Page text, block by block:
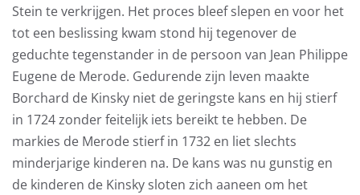
Stein te verkrijgen. Het proces bleef slepen en voor het
tot een beslissing kwam stond hij tegenover de
geduchte tegenstander in de persoon van Jean Philippe
Eugene de Merode. Gedurende zijn leven maakte
Borchard de Kinsky niet de geringste kans en hij stierf
in 1724 zonder feitelijk iets bereikt te hebben. De
markies de Merode stierf in 1732 en liet slechts
minderjarige kinderen na. De kans was nu gunstig en
de kinderen de Kinsky sloten zich aaneen om het